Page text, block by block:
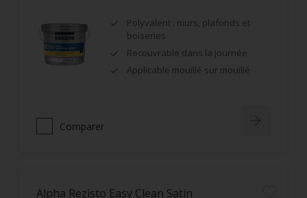
Polyvalent : murs, plafonds et
boiseries
Recouvrable dans la journée
Applicable mouillé sur mouillé
Comparer
Alpha Rezisto Easy Clean Satin